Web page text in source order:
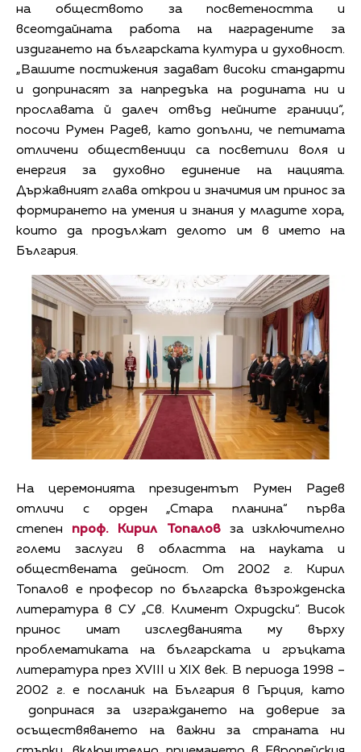
на обществото за посветеността и
всеотдайната работа на наградените за
издигането на българската култура и духовност.
„Вашите постижения задават високи стандарти
и допринасят за напредъка на родината ни и
прославата й далеч отвъд нейните граници“,
посочи Румен Радев, като допълни, че петимата
отличени общественици са посветили воля и
енергия за духовно единение на нацията.
Държавният глава открои и значимия им принос за
формирането на умения и знания у младите хора,
които да продължат делото им в името на
България.
На церемонията президентът Румен Радев
отличи с орден „Стара планина“ първа
степен проф. Кирил Топаловза изключително
големи заслуги в областта на науката и
обществената дейност. От 2002 г. Кирил
Топалов е професор по българска възрожденска
литература в СУ „Св. Климент Охридски“. Висок
принос имат изследванията му върху
проблематиката на българската и гръцката
литература през XVIII и XIX век. В периода 1998 –
2002 г. е посланик на България в Гърция, като
допринася за изграждането на доверие за
осъществяването на важни за страната ни